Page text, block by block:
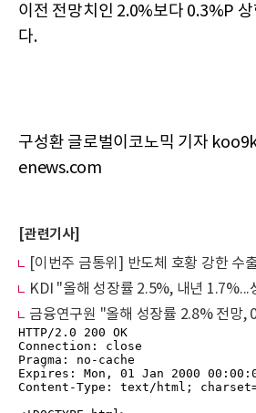
이전 전망치인 2.0%보다 0.3%P
다.
구성환 글로벌이코노믹 기자
enews.com
[관련기사]